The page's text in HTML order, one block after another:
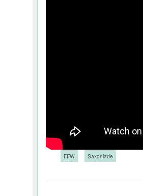
FFW Saxoniade